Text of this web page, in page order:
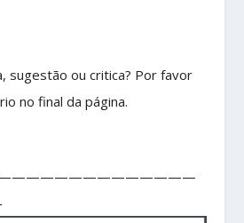
sugestão ou critica? Por favor
no final da página.